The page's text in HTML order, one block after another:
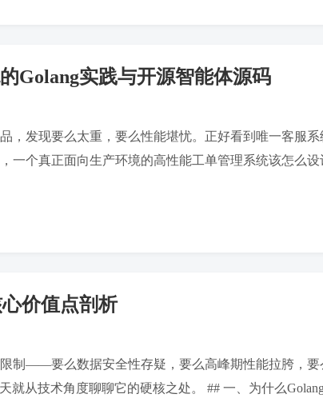
Golang实践与开源智能体源码
发现要么太重，要么性能堪忧。正好看到唯一客服
一个真正面向生产环境的高性能工单管理系统该怎么
价值点剖析
制——要么数据安全性存疑，要么高峰期性能拉胯，
就从技术角度聊聊它的硬核之处。 ## 一、为什么